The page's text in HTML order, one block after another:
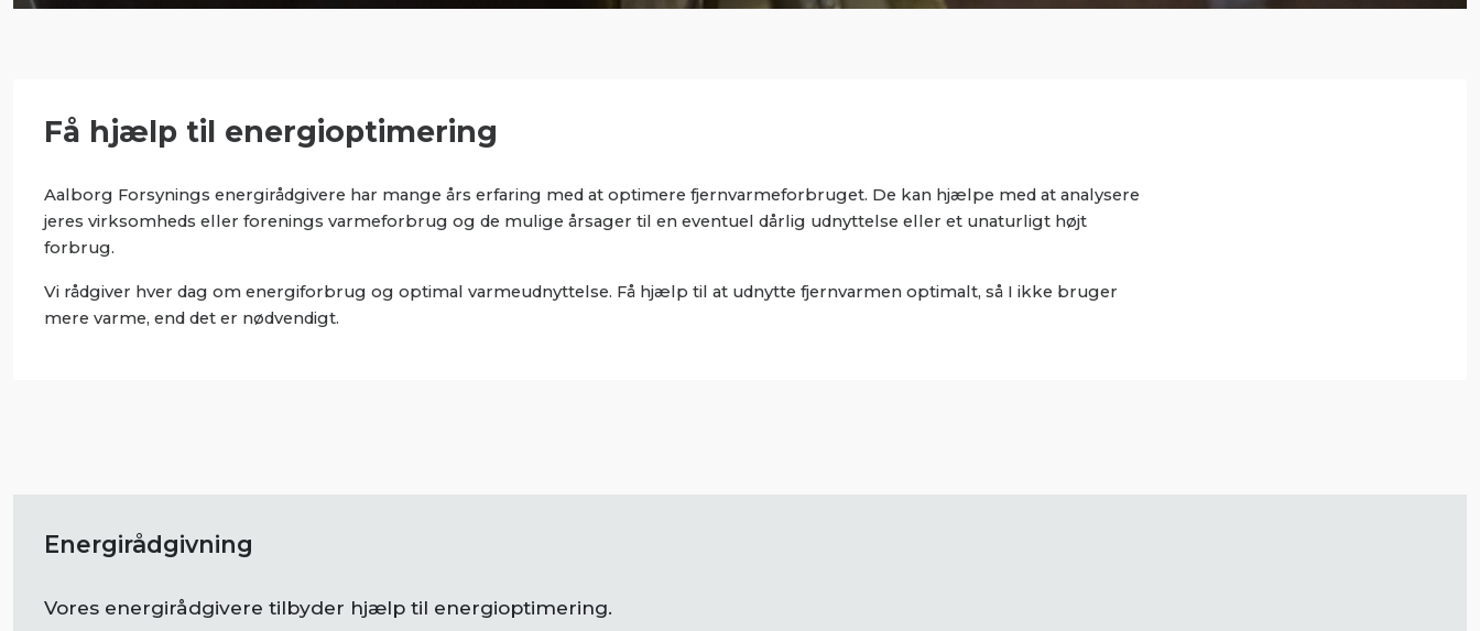
Få hjælp til energioptimering
Aalborg Forsynings energirådgivere har mange års erfaring med at optimere fjernvarmeforbruget. De kan hjælpe med at analysere
jeres virksomheds eller forenings varmeforbrug og de mulige årsager til en eventuel dårlig udnyttelse eller et unaturligt højt
forbrug.
Vi rådgiver hver dag om energiforbrug og optimal varmeudnyttelse. Få hjælp til at udnytte fjernvarmen optimalt, så I ikke bruger
mere varme, end det er nødvendigt.
Energirådgivning
Vores energirådgivere tilbyder hjælp til energioptimering.